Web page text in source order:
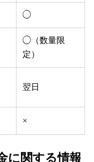
◯
◯（数量限
定）
翌日
×
に関する情報